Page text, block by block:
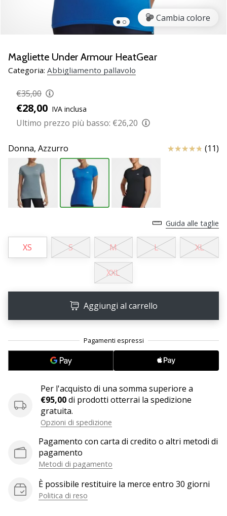
ambassador
Weplayvolleyball
un
fanatico
della
come
noi?
Unisciti
come
marchio
Ambassador.
11. 8. 2022
Weplayvolleyball
affiliate
sito
blog,
gestisci
Facebook
o
un
che
generino
profitto.
Unisciti
al…
Cambia colore
Magliette Under Armour HeatGear
Categoria: Abbigliamento pallavolo
€35,00
€28,00 IVA inclusa
Ultimo prezzo più basso: €26,20
Donna, Azzurro Recensioni(11)
Guida alle taglie
XS S M L XL
XXL
Aggiungi al carrello
Per l'acquisto di una somma superiore a
€95,00di prodotti otterrai la spedizione
gratuita.
Opzioni di spedizione
Pagamento con carta di credito o altri metodi di
pagamento
Metodi di pagamento
È possibile restituire la merce entro 30 giorni
Politica di reso